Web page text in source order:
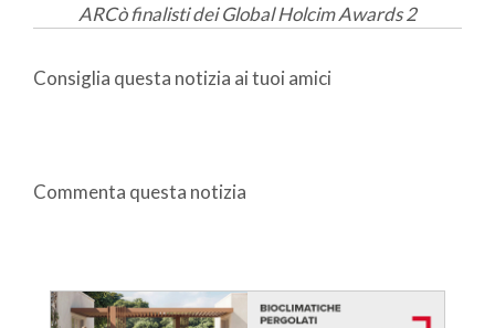
ARCò finalisti dei Global Holcim Awards 2
Consiglia questa notizia ai tuoi amici
Commenta questa notizia